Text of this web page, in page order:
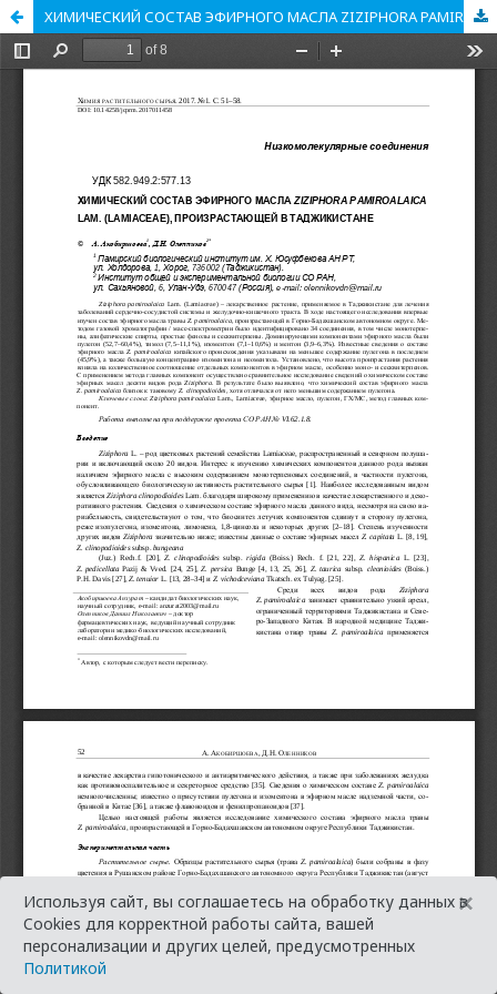
ХИМИЧЕСКИЙ СОСТАВ ЭФИРНОГО МАСЛА ZIZIPHORA PAMIROALAICA LAM. (LAMIACEAE), ПРОИЗРАСТАЮЩЕЙ В ТАДЖИКИСТАНЕ
Используя сайт, вы соглашаетесь на обработку данных в
Cookies для корректной работы сайта, вашей
персонализации и других целей, предусмотренных
Политикой
×